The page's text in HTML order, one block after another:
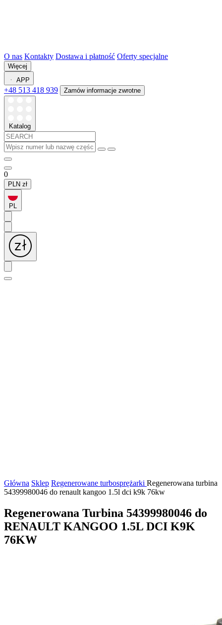
O nas Kontakty Dostawa i płatność Oferty specjalne
Więcej
APP
+48 513 418 939 Zamów informacje zwrotne
Katalog
0
PLN zł
PL
Główna Sklep Regenerowane turbosprężarki Regenerowana turbina
54399980046 do renault kangoo 1.5l dci k9k 76kw
Regenerowana Turbina 54399980046 do
RENAULT KANGOO 1.5L DCI K9K
76KW